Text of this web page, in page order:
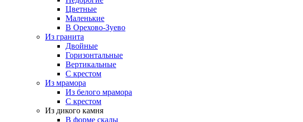
Цветные
Маленькие
В Орехово-Зуево
Из гранита
Двойные
Горизонтальные
Вертикальные
С крестом
Из мрамора
Из белого мрамора
С крестом
Из дикого камня
В форме скалы